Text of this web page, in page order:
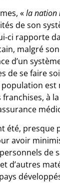
«la nation
de son
ci rapporte
malgré
d’un
de se faire
est
à
été,
avoir
d’autres